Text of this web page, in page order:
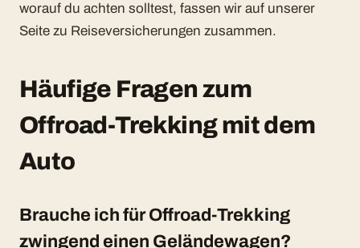
worauf du achten solltest, fassen wir auf unserer
Seite zu Reiseversicherungen zusammen.
Häufige Fragen zum
Offroad-Trekking mit dem
Auto
Brauche ich für Offroad-Trekking
zwingend einen Geländewagen?